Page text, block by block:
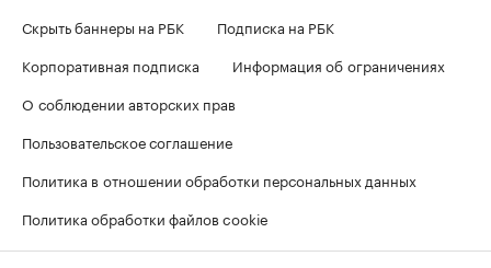
Скрыть баннеры на РБК
Подписка на РБК
Корпоративная подписка
Информация об ограничениях
О соблюдении авторских прав
Пользовательское соглашение
Политика в отношении обработки персональных данных
Политика обработки файлов cookie